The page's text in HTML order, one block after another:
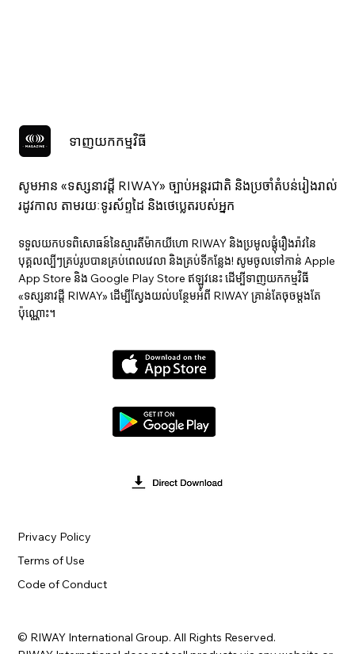
ទាញយកកម្មវិធី
សូមអាន «ទស្សនាវ​ដ្ដី RIWAY» ច្បាប់អន្តរជាតិ និងប្រចាំតំបន់រៀងរាល់
រដូវកាល តាមរយៈទូរស័ព្ទដៃ និងថេប្លេតរបស់អ្នក
ទទួលយកបទពិសោធន៍នៃស្មារតីម៉ាកយីហោ RIWAY និងប្រមូលផ្តុំរឿងរ៉ាវនៃ
បុគ្គលល្បីៗគ្រប់រូបបានគ្រប់ពេលវេលា និងគ្រប់ទីកន្លែង! សូមចូលទៅកាន់ Apple
App Store និង Google Play Store ឥឡូវនេះ ដើម្បីទាញយកកម្មវិធី
«ទស្សនាវ​ដ្ដី RIWAY» ដើម្បីស្វែងយល់បន្ថែមអំពី RIWAY គ្រាន់តែចុចម្តងតែ
ប៉ុណ្ណោះ។
Terms of Use
Privacy Policy
Code of Conduct
© RIWAY International Group. All Rights Reserved.